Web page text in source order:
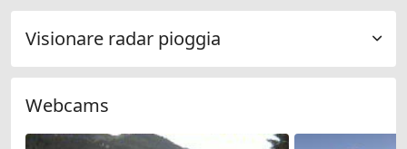
Visionare radar pioggia
Webcams